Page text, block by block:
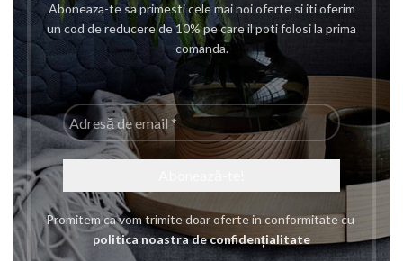
Aboneaza-te sa primesti cele mai noi oferte si iti oferim
un cod de reducere de 10% pe care il poti folosi la prima
comanda.
Adresă
de
email
*
Promitem ca vom trimite doar oferte in conformitate cu
politica noastra de confidențialitate
Click to enlarge